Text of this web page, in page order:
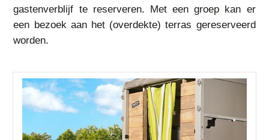
gastenverblijf te reserveren. Met een groep kan er
een bezoek aan het (overdekte) terras gereserveerd
worden.